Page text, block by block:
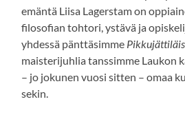
emäntä Liisa Lagerstam on
filosofian tohtori, ystävä ja
yhdessä pänttäsimme
maisterijuhlia tanssimme Laukon
– jo jokunen vuosi sitten – omaa
sekin.